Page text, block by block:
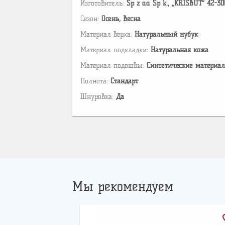
Изготовитель: Sp z o.o. Sp k., „KRISBUT” 42-
Сезон: Осень, Весна
Материал верха: Натуральный нубук
Материал подкладки: Натуральная кожа
Материал подошвы: Cинтетические
Полнота: Стандарт
Шнуровка: Да
Мы рекомендуем